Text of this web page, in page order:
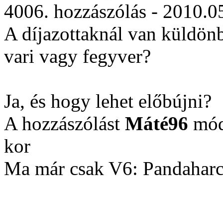
4006. hozzászólás -
A díjazottaknál van
vari vagy fegyver?
Ja, és hogy lehet előbújni?
A hozzászólást Máté96
kor
Ma már csak V6: